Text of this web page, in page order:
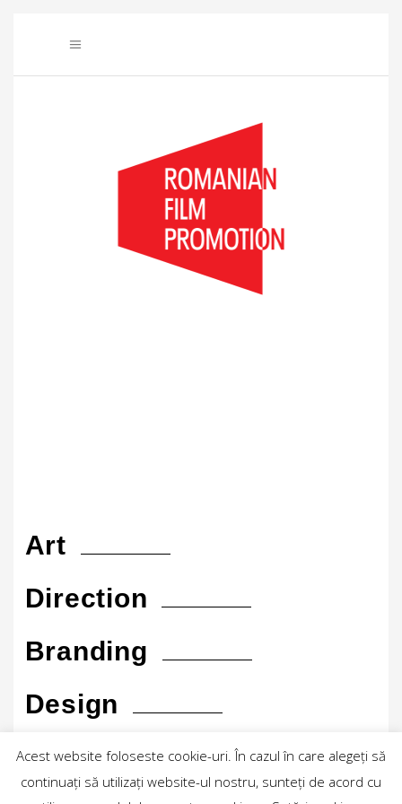
Art
Direction
Branding
Design
Motion
Acest website foloseste cookie-uri. În cazul în care alegeți să
continuați să utilizați website-ul nostru, sunteți de acord cu